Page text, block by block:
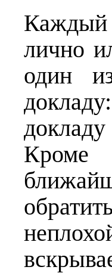
Каждый
лично
один
Кроме